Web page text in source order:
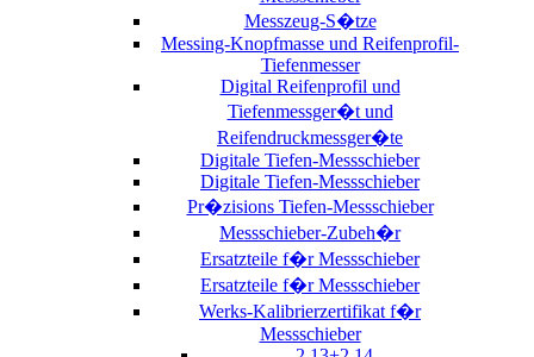
Messzeug-S�tze
Messing-Knopfmasse und Reifenprofil-
Tiefenmesser
Digital Reifenprofil und
Tiefenmessger�t und
Reifendruckmessger�te
Digitale Tiefen-Messschieber
Digitale Tiefen-Messschieber
Pr�zisions Tiefen-Messschieber
Messschieber-Zubeh�r
Ersatzteile f�r Messschieber
Ersatzteile f�r Messschieber
Werks-Kalibrierzertifikat f�r
Messschieber